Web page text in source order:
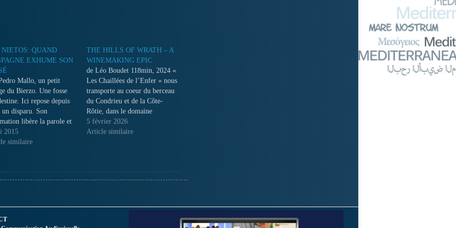
NIETOS: QUAND
EXHUME SON
Mallo, un petit
du Bierzo. Une fosse
Ici repose depuis
un disparu. Son
libère la parole et
petit à petit une histoire
et collective, une
2015
similaire
THE HILLS OF WRATH – A
WINEMAKING EPIC
de Léo Boudet 118min, 2024 «
Les Chaillées de l’Enfer » nous
transporte au coeur du berceau
du Condrieu et de la Côte-
Rôtie, dans le domaine
mythique de la vigneronne
Christine Vernay. Au-delà des
est…
5 février 2026
Article similaire